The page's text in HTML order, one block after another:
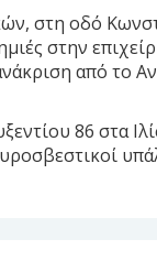
στη οδό
στην
από το
86 στα